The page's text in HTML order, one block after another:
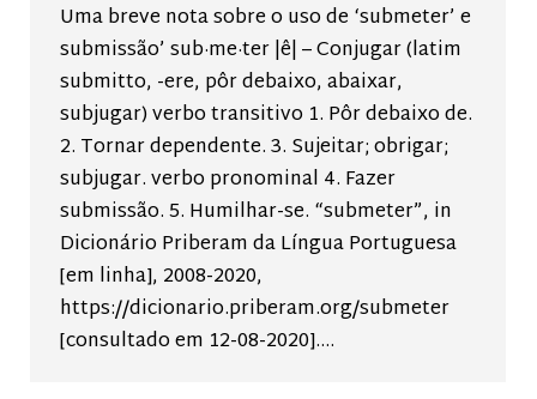
Uma breve nota sobre o uso de ‘submeter’ e
submissão’ sub·me·ter |ê| – Conjugar (latim
submitto, -ere, pôr debaixo, abaixar,
subjugar) verbo transitivo 1. Pôr debaixo de.
2. Tornar dependente. 3. Sujeitar; obrigar;
subjugar. verbo pronominal 4. Fazer
submissão. 5. Humilhar-se. “submeter”, in
Dicionário Priberam da Língua Portuguesa
[em linha], 2008-2020,
https://dicionario.priberam.org/submeter
[consultado em 12-08-2020].…